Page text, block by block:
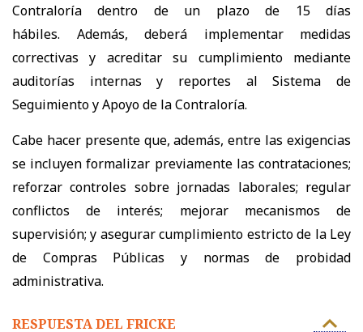
Contraloría dentro de un plazo de 15 días
hábiles. Además, deberá implementar medidas
correctivas y acreditar su cumplimiento mediante
auditorías internas y reportes al Sistema de
Seguimiento y Apoyo de la Contraloría.
Cabe hacer presente que, además, entre las exigencias
se incluyen formalizar previamente las contrataciones;
reforzar controles sobre jornadas laborales; regular
conflictos de interés; mejorar mecanismos de
supervisión; y asegurar cumplimiento estricto de la Ley
de Compras Públicas y normas de probidad
administrativa.
RESPUESTA DEL FRICKE